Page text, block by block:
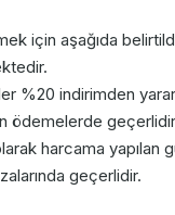
için aşağıda
%20 indirimden
ödemelerde
harcama yapılan
geçerlidir.